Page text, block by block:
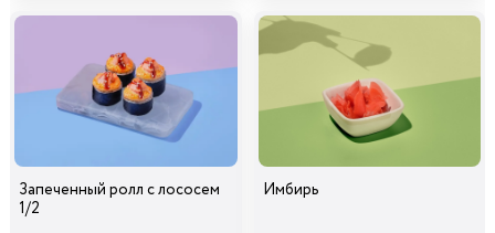
30 гр 29i
Запеченный ролл с лососем
1/2
Имбирь